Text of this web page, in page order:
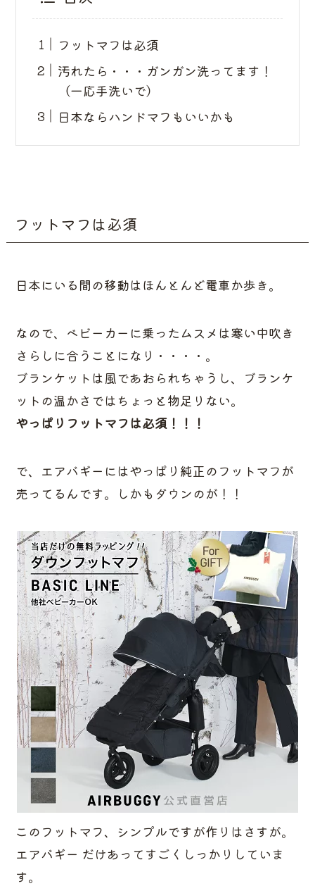
フットマフは必須
汚れたら・・・ガンガン洗ってます！
（一応手洗いで）
日本ならハンドマフもいいかも
フットマフは必須
日本にいる間の移動はほんとんど電車か歩き。
なので、ベビーカーに乗ったムスメは寒い中吹き
さらしに合うことになり・・・・。
ブランケットは風であおられちゃうし、ブランケ
ットの温かさではちょっと物足りない。
やっぱりフットマフは必須！！！
で、エアバギーにはやっぱり純正のフットマフが
売ってるんです。しかもダウンのが！！
このフットマフ、シンプルですが作りはさすが。
エアバギー だけあってすごくしっかりしていま
す。